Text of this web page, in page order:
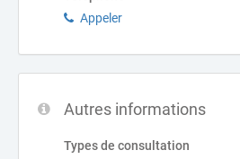
Appeler
Autres informations
Types de consultation